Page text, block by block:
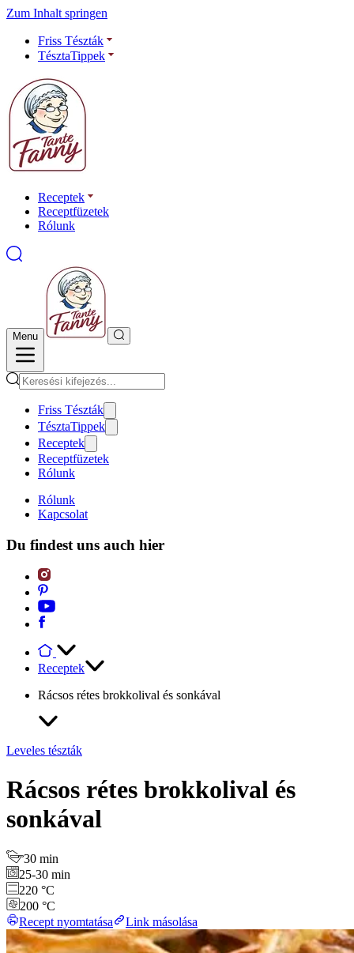
Zum Inhalt springen
Friss Tészták
TésztaTippek
Receptek
Receptfüzetek
Rólunk
Menu
Friss Tészták
TésztaTippek
Receptek
Receptfüzetek
Rólunk
Rólunk
Kapcsolat
Du findest uns auch hier
Receptek
Rácsos rétes brokkolival és sonkával
Leveles tészták
Rácsos rétes brokkolival és
sonkával
30 min
25-30 min
220 °C
200 °C
Recept nyomtatása
Link másolása